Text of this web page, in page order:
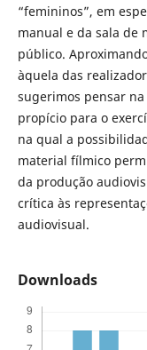
“femininos”, em
manual e da sala de
público.
àquela das
sugerimos pensar
propício para o
na qual a
material fílmico
da produção
crítica às
audiovisual.
Downloads